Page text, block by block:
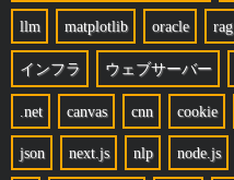
llm matplotlib oracle rag
インフラ ウェブサーバー
.net canvas cnn cookie
json next.js nlp node.js